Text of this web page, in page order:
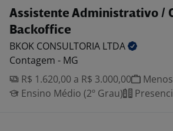
Assistente Administrativo /
Backoffice
BKOK CONSULTORIA LTDA
Contagem - MG
R$ 1.620,00 a R$ 3.000,00
Ensino Médio (2º Grau)